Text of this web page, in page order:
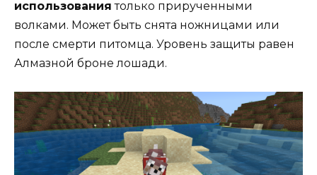
использования только прирученными
волками. Может быть снята ножницами или
после смерти питомца. Уровень защиты равен
Алмазной броне лошади.